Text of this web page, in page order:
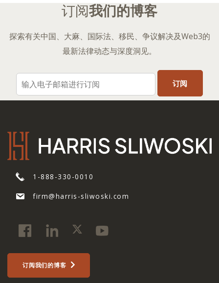
订阅我们的博客
探索有关中国、大麻、国际法、移民、争议解决及Web3的
最新法律动态与深度洞见。
1-888-330-0010
firm@harris-sliwoski.com
订阅我们的博客